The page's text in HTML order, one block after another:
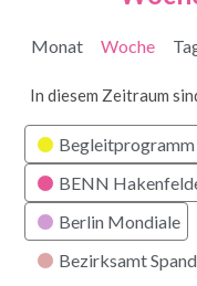
Monat Woche
In diesem Zeitraum
Kategorien
Begleitprogramm
BENN
Berlin Mondiale
Bezirksamt